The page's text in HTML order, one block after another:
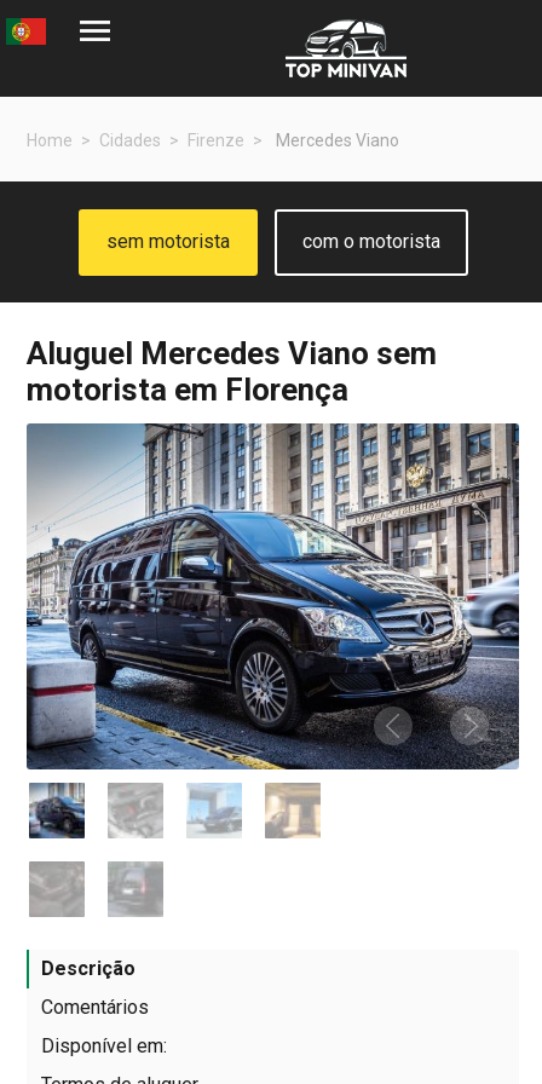
Home Cidades Firenze Mercedes Viano
sem motorista com o motorista
Aluguel Mercedes Viano sem
motorista em Florença
Descrição
Comentários
Disponível em: